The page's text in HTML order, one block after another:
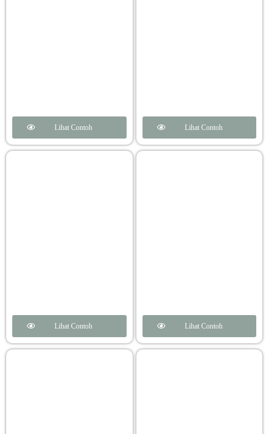
Lihat Contoh Lihat Contoh
Lihat Contoh Lihat Contoh